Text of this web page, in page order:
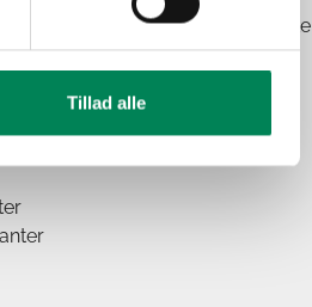
Tillad alle
på en lys placering, men tåler ikke
generelle forhold.